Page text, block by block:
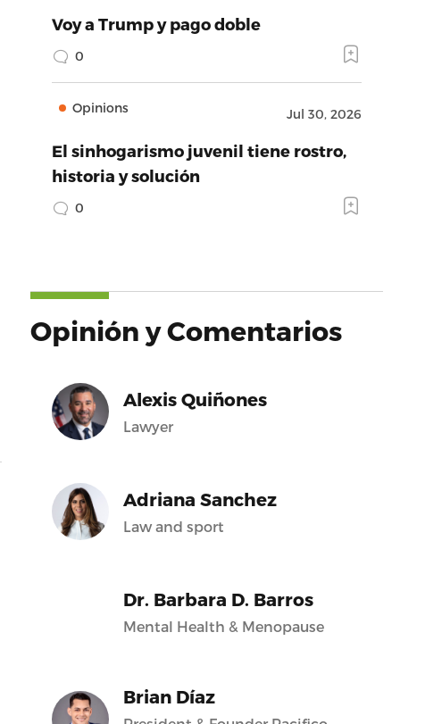
Voy a Trump y pago doble
0
Opinions Jul 30, 2026
El sinhogarismo juvenil tiene rostro,
historia y solución
0
Opinión y Comentarios
Alexis Quiñones
Lawyer
Adriana Sanchez
Law and sport
Dr. Barbara D. Barros
Mental Health & Menopause
Brian Díaz